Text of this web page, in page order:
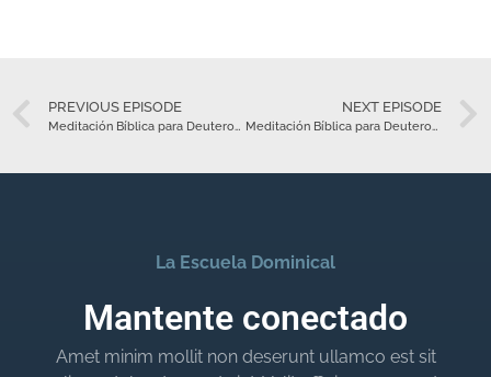
PREVIOUS EPISODE
Meditación Bíblica para Deuteronomio 27 – Junio 22
NEXT EPISODE
Meditación Bíblica para Deuteronomio 29 – Junio 24
La Escuela Dominical
Mantente conectado
Amet minim mollit non deserunt ullamco est sit